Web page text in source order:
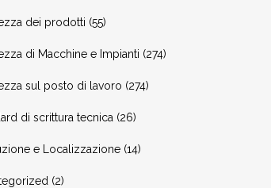
dei prodotti (55)
di Macchine e Impianti (274)
sul posto di lavoro (274)
di scrittura tecnica (26)
e Localizzazione (14)
(2)